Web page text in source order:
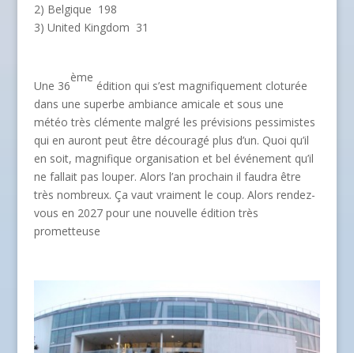
2) Belgique 198
3) United Kingdom 31
Une 36
ème
édition qui s’est magnifiquement cloturée
dans une superbe ambiance amicale et sous une
météo très clémente malgré les prévisions pessimistes
qui en auront peut être découragé plus d’un. Quoi qu’il
en soit, magnifique organisation et bel événement qu’il
ne fallait pas louper. Alors l’an prochain il faudra être
très nombreux. Ça vaut vraiment le coup. Alors rendez-
vous en 2027 pour une nouvelle édition très
prometteuse